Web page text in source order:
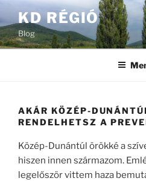
Tartalomhoz
KD RÉGIÓ
Blog
AKÁR KÖZÉP-
RENDELHETSZ A
Közép-Dunántúl örökké a
hiszen innen származom.
legelőször vittem haza